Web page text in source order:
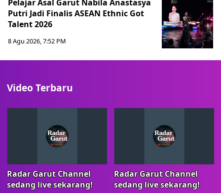
Pelajar Asal Garut Nabila Anastasya
Putri Jadi Finalis ASEAN Ethnic Got
Talent 2026
8 Agu 2026, 7:52 PM
Video Terbaru
Radar Garut Channel
sedang live sekarang!
Radar Garut Channel
sedang live sekarang!